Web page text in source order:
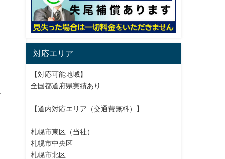
対応エリア
【対応可能地域】
全国都道府県実績あり
【道内対応エリア（交通費無料）】
札幌市東区（当社）
札幌市中央区
札幌市北区